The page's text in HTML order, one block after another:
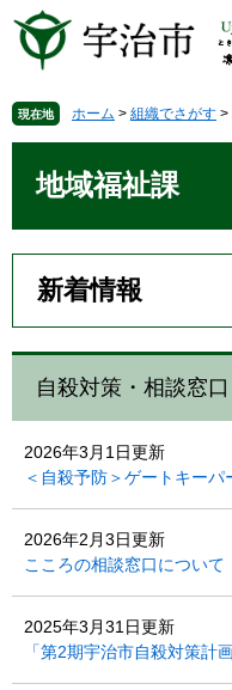
先を 現在地 ホーム > 組織でさがす >
地域福祉課
新着情報
自殺対策・相談窓口
2026年3月1日更新
＜自殺予防＞ゲートキーパ
2026年2月3日更新
こころの相談窓口について
2025年3月31日更新
「第2期宇治市自殺対策計